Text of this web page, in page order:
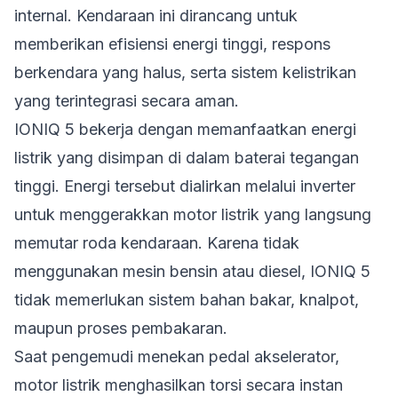
internal. Kendaraan ini dirancang untuk
memberikan efisiensi energi tinggi, respons
berkendara yang halus, serta sistem kelistrikan
yang terintegrasi secara aman.
IONIQ 5 bekerja dengan memanfaatkan energi
listrik yang disimpan di dalam baterai tegangan
tinggi. Energi tersebut dialirkan melalui inverter
untuk menggerakkan motor listrik yang langsung
memutar roda kendaraan. Karena tidak
menggunakan mesin bensin atau diesel, IONIQ 5
tidak memerlukan sistem bahan bakar, knalpot,
maupun proses pembakaran.
Saat pengemudi menekan pedal akselerator,
motor listrik menghasilkan torsi secara instan